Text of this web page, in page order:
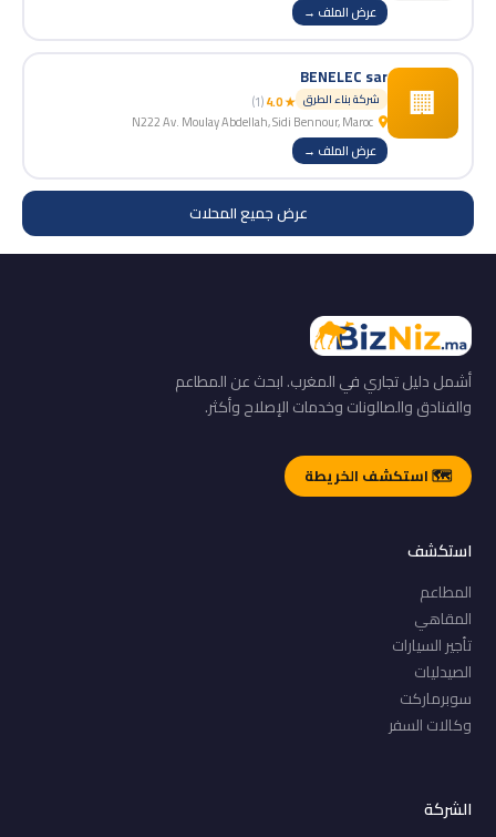
عرض الملف →
🏢
BENELEC sar
شركة بناء الطرق ★ 4.0
(1)
عرض الملف →
عرض جميع المحلات
أشمل دليل تجاري في المغرب. ابحث عن المطاعم
والفنادق والصالونات وخدمات الإصلاح وأكثر.
🗺️ استكشف الخريطة
استكشف
المطاعم
المقاهي
تأجير السيارات
الصيدليات
سوبرماركت
وكالات السفر
الشركة